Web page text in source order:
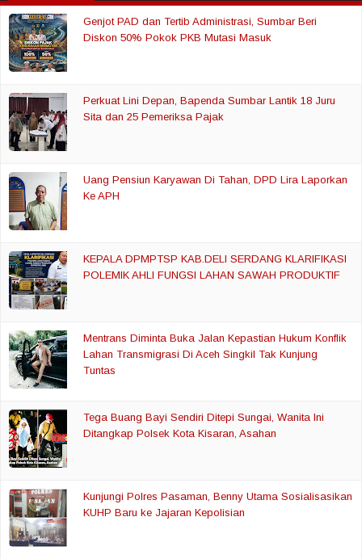
Genjot PAD dan Tertib Administrasi, Sumbar Beri
Diskon 50% Pokok PKB Mutasi Masuk
Perkuat Lini Depan, Bapenda Sumbar Lantik 18 Juru
Sita dan 25 Pemeriksa Pajak
Uang Pensiun Karyawan Di Tahan, DPD Lira Laporkan
Ke APH
KEPALA DPMPTSP KAB.DELI SERDANG KLARIFIKASI
POLEMIK AHLI FUNGSI LAHAN SAWAH PRODUKTIF
Mentrans Diminta Buka Jalan Kepastian Hukum Konflik
Lahan Transmigrasi Di Aceh Singkil Tak Kunjung
Tuntas
Tega Buang Bayi Sendiri Ditepi Sungai, Wanita Ini
Ditangkap Polsek Kota Kisaran, Asahan
Kunjungi Polres Pasaman, Benny Utama Sosialisasikan
KUHP Baru ke Jajaran Kepolisian